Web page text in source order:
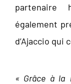
partenaire
également
d’Ajaccio qui
« Grâce à la